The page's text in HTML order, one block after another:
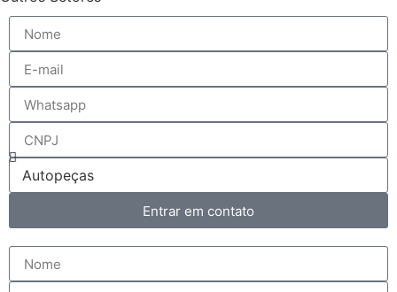
Entrar em contato